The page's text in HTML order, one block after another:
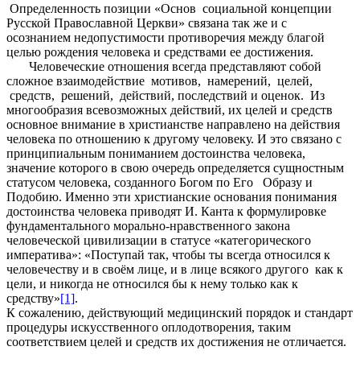
Определенность позиции «Основ социальной концепции
Русской Православной Церкви» связана так же и с
осознанием недопустимости противоречия между благой
целью рождения человека и средствами ее достижения.
Человеческие отношения всегда представляют собой
сложное взаимодействие мотивов, намерений, целей,
средств, решений, действий, последствий и оценок. Из
многообразия всевозможных действий, их целей и средств
основное внимание в христианстве направлено на действия
человека по отношению к другому человеку. И это связано с
принципиальным пониманием достоинства человека,
значение которого в свою очередь определяется сущностным
статусом человека, созданного Богом по Его Образу и
Подобию. Именно эти христианские основания понимания
достоинства человека приводят И. Канта к формулировке
фундаментального морально-нравственного закона
человеческой цивилизации в статусе «категорического
императива»: «Поступай так, чтобы ты всегда относился к
человечеству и в своём лице, и в лице всякого другого как к
цели, и никогда не относился бы к нему только как к
средству»[1].
К сожалению, действующий медицинский порядок и стандарт
процедуры искусственного оплодотворения, таким
соответствием целей и средств их достижения не отличается.